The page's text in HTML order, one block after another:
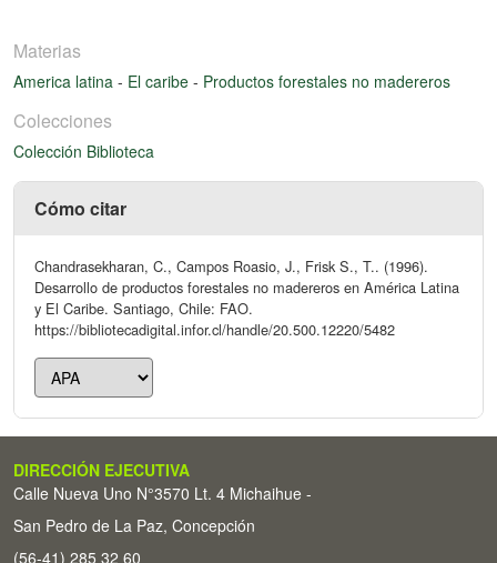
Materias
America latina - El caribe - Productos forestales no madereros
Colecciones
Colección Biblioteca
Cómo citar
Chandrasekharan, C., Campos Roasio, J., Frisk S., T.. (1996).
Desarrollo de productos forestales no madereros en América Latina
y El Caribe. Santiago, Chile: FAO.
https://bibliotecadigital.infor.cl/handle/20.500.12220/5482
DIRECCIÓN EJECUTIVA
Calle Nueva Uno N°3570 Lt. 4 Michaihue -
San Pedro de La Paz, Concepción
(56-41) 285 32 60